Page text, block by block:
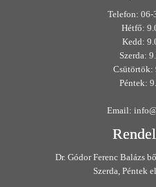
Telefon: 06-
Hétfő:
Kedd:
Szerda:
Csütörtök:
Péntek:
Email:
Dr. Gódor Ferenc Balázs
Szerda, Péntek